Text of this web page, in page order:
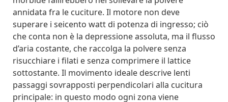
annidata fra le cuciture. Il motore non deve
superare i seicento watt di potenza di ingresso; ciò
che conta non è la depressione assoluta, ma il flusso
d’aria costante, che raccolga la polvere senza
risucchiare i filati e senza comprimere il lattice
sottostante. Il movimento ideale descrive lenti
passaggi sovrapposti perpendicolari alla cucitura
principale: in questo modo ogni zona viene